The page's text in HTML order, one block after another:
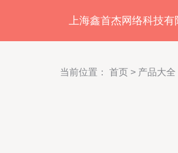
上海鑫首杰网络科技有
当前位置： 首页 > 产品大全